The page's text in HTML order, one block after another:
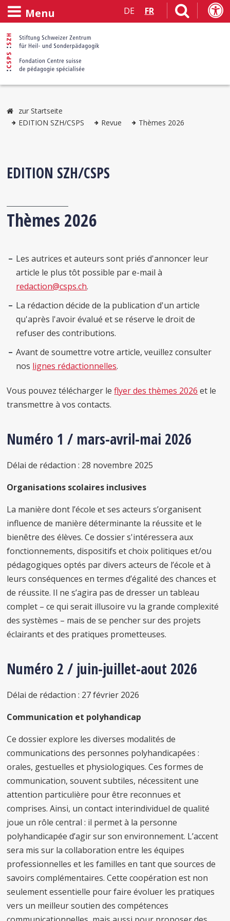
Menu DE FR
zur Startseite
EDITION SZH/CSPS
Revue Thèmes 2026
EDITION SZH/CSPS
Thèmes 2026
Les autrices et auteurs sont priés d'annoncer leur
article le plus tôt possible par e-mail à
redaction@csps.ch.
La rédaction décide de la publication d'un article
qu'après l'avoir évalué et se réserve le droit de
refuser des contributions.
Avant de soumettre votre article, veuillez consulter
nos lignes rédactionnelles.
Vous pouvez télécharger leflyer des thèmes 2026 et le
transmettre à vos contacts.
Numéro 1 / mars-avril-mai 2026
Délai de rédaction : 28 novembre 2025
Organisations scolaires inclusives
La manière dont l’école et ses acteurs s’organisent
influence de manière déterminante la réussite et le
bienêtre des élèves. Ce dossier s'intéressera aux
fonctionnements, dispositifs et choix politiques et/ou
pédagogiques optés par divers acteurs de l’école et à
leurs conséquences en termes d’égalité des chances et
de réussite. Il ne s’agira pas de dresser un tableau
complet – ce qui serait illusoire vu la grande complexité
des systèmes – mais de se pencher sur des projets
éclairants et des pratiques prometteuses.
Numéro 2 / juin-juillet-aout 2026
Délai de rédaction : 27 février 2026
Communication et polyhandicap
Ce dossier explore les diverses modalités de
communications des personnes polyhandicapées :
orales, gestuelles et physiologiques. Ces formes de
communication, souvent subtiles, nécessitent une
attention particulière pour être reconnues et
comprises. Ainsi, un contact interindividuel de qualité
joue un rôle central : il permet à la personne
polyhandicapée d’agir sur son environnement. L’accent
sera mis sur la collaboration entre les équipes
professionnelles et les familles en tant que sources de
savoirs complémentaires. Cette coopération est non
seulement essentielle pour faire évoluer les pratiques
vers un meilleur soutien des compétences